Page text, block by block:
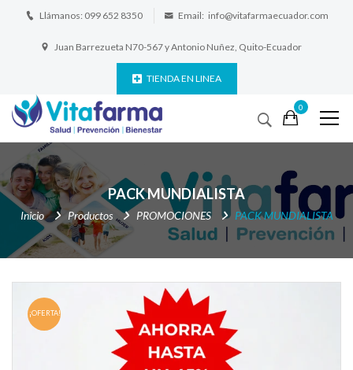
Llámanos: 099 652 8350 Email: info@vitafarmaecuador.com
Juan Barrezueta N70-567 y Antonio Nuñez, Quito-Ecuador
TIENDA EN LINEA
0
PACK MUNDIALISTA
Inicio Productos PROMOCIONES PACK MUNDIALISTA
¡OFERTA!